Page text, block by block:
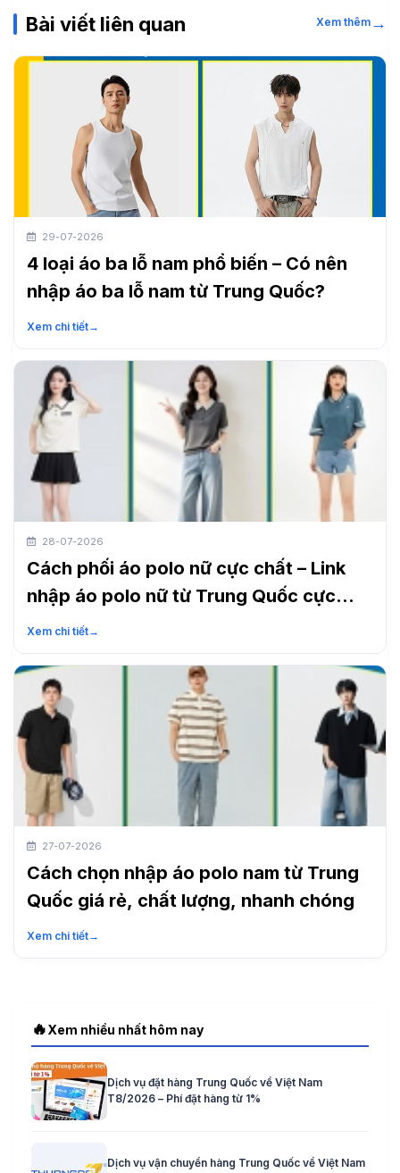
Bài viết liên quan Xem thêm →
29-07-2026
4 loại áo ba lỗ nam phổ biến – Có nên
nhập áo ba lỗ nam từ Trung Quốc?
Xem chi tiết→
28-07-2026
Cách phối áo polo nữ cực chất – Link
nhập áo polo nữ từ Trung Quốc cực
nhanh
Xem chi tiết→
27-07-2026
Cách chọn nhập áo polo nam từ Trung
Quốc giá rẻ, chất lượng, nhanh chóng
Xem chi tiết→
🔥Xem nhiều nhất hôm nay
Dịch vụ đặt hàng Trung Quốc về Việt Nam
T8/2026 – Phí đặt hàng từ 1%
Dịch vụ vận chuyển hàng Trung Quốc về Việt Nam